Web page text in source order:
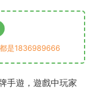
是1836989666
手遊，遊戲中玩家